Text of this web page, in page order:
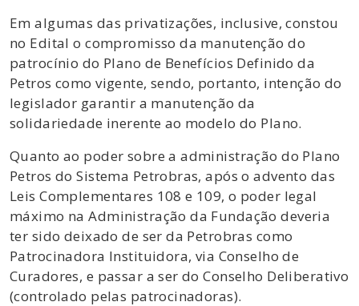
Em algumas das privatizações, inclusive, constou
no Edital o compromisso da manutenção do
patrocínio do Plano de Benefícios Definido da
Petros como vigente, sendo, portanto, intenção do
legislador garantir a manutenção da
solidariedade inerente ao modelo do Plano.
Quanto ao poder sobre a administração do Plano
Petros do Sistema Petrobras, após o advento das
Leis Complementares 108 e 109, o poder legal
máximo na Administração da Fundação deveria
ter sido deixado de ser da Petrobras como
Patrocinadora Instituidora, via Conselho de
Curadores, e passar a ser do Conselho Deliberativo
(controlado pelas patrocinadoras).